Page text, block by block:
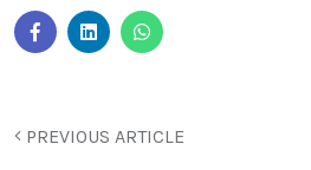
PREVIOUS ARTICLE